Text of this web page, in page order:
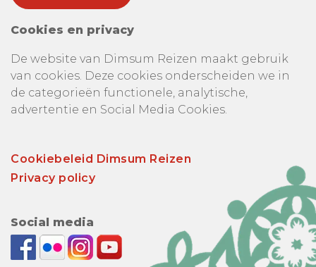
Cookies en privacy
De website van Dimsum Reizen maakt gebruik
van cookies. Deze cookies onderscheiden we in
de categorieën functionele, analytische,
advertentie en Social Media Cookies.
Cookiebeleid Dimsum Reizen
Privacy policy
Social media